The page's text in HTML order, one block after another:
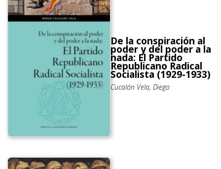
De la conspiración al
poder y del poder a la
nada: El Partido
Republicano Radical
Socialista (1929-1933)
Cucalón Vela, Diego